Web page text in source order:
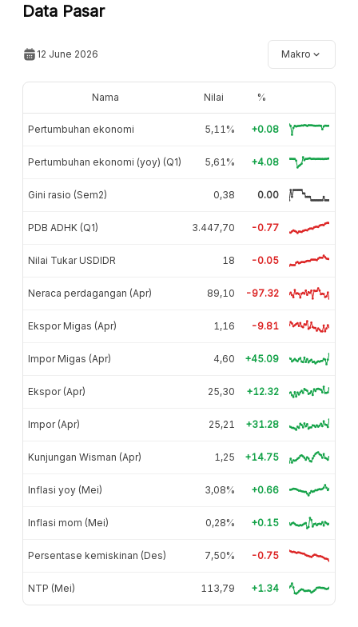
Data Pasar
12 June 2026 Makro
Nama Nilai %
Pertumbuhan ekonomi 5,11% +0.08
Pertumbuhan ekonomi (yoy) (Q1) 5,61% +4.08
Gini rasio (Sem2) 0,38 0.00
PDB ADHK (Q1) 3.447,70 -0.77
Nilai Tukar USDIDR 18 -0.05
Neraca perdagangan (Apr) 89,10 -97.32
Ekspor Migas (Apr) 1,16 -9.81
Impor Migas (Apr) 4,60 +45.09
Ekspor (Apr) 25,30 +12.32
Impor (Apr) 25,21 +31.28
Kunjungan Wisman (Apr) 1,25 +14.75
Inflasi yoy (Mei) 3,08% +0.66
Inflasi mom (Mei) 0,28% +0.15
Persentase kemiskinan (Des) 7,50% -0.75
NTP (Mei) 113,79 +1.34